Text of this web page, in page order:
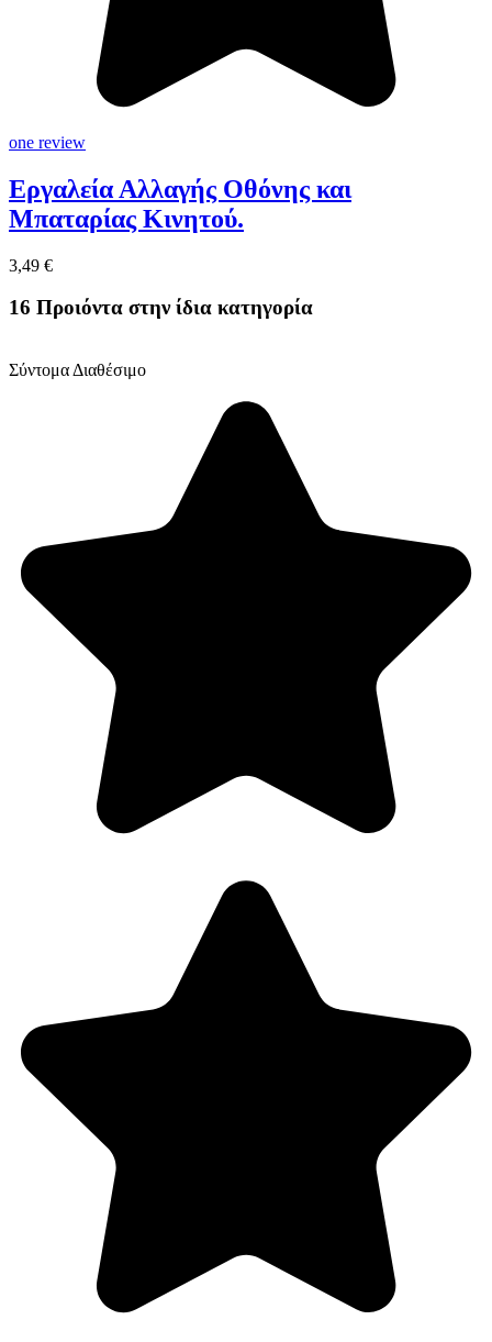
one review
Εργαλεία Αλλαγής Οθόνης και
Μπαταρίας Κινητού.
3,49 €
16 Προιόντα στην ίδια κατηγορία
Σύντομα Διαθέσιμο